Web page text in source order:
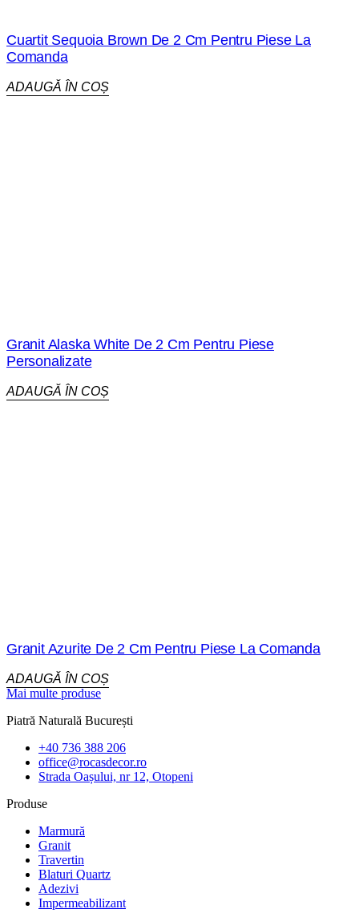
Cuartit Sequoia Brown De 2 Cm Pentru Piese La
Comanda
ADAUGĂ ÎN COȘ
Granit Alaska White De 2 Cm Pentru Piese
Personalizate
ADAUGĂ ÎN COȘ
Granit Azurite De 2 Cm Pentru Piese La Comanda
ADAUGĂ ÎN COȘ
Mai multe produse
Piatră Naturală București
+40 736 388 206
office@rocasdecor.ro
Strada Oașului, nr 12, Otopeni
Produse
Marmură
Granit
Travertin
Blaturi Quartz
Adezivi
Impermeabilizant